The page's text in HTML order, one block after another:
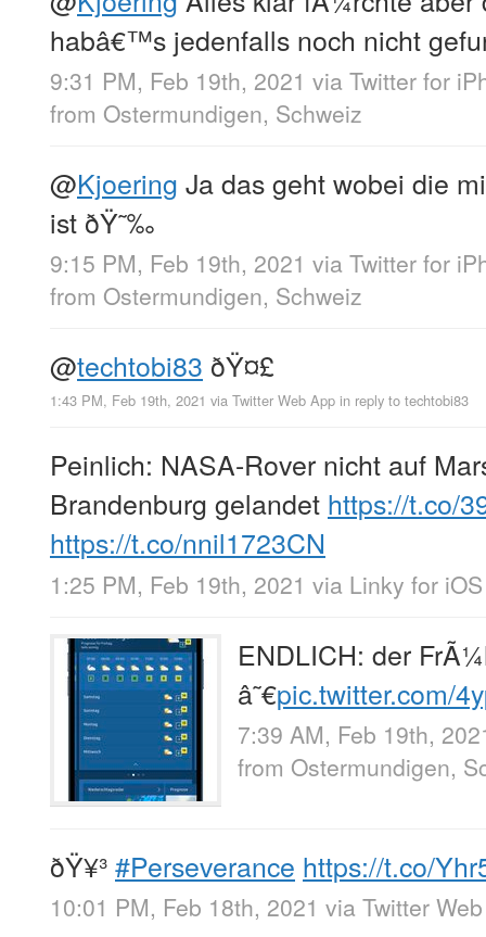
habâ€™s jedenfalls noch nicht
9:31 PM, Feb 19th, 2021 via Twitter for
from Ostermundigen, Schweiz
@Kjoering Ja das geht wobei die
ist ðŸ˜‰
9:15 PM, Feb 19th, 2021 via Twitter for
from Ostermundigen, Schweiz
@techtobi83 ðŸ¤£
1:43 PM, Feb 19th, 2021 via Twitter Web App in reply to techtobi83
Peinlich: NASA-Rover nicht auf
Brandenburg gelandet https://t.co/
https://t.co/nnil1723CN
1:25 PM, Feb 19th, 2021 via Linky for iOS
ENDLICH: der
â˜€pic.twitter.com/
7:39 AM, Feb 19th,
from Ostermundigen,
ðŸ¥³#Perseverance https://t.co/
10:01 PM, Feb 18th, 2021 via Twitter